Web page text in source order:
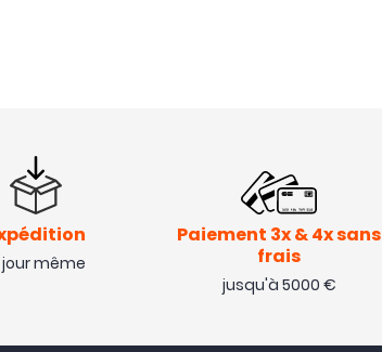
jour même
Paiement 3x & 4x sans
frais
jusqu'à 5000 €